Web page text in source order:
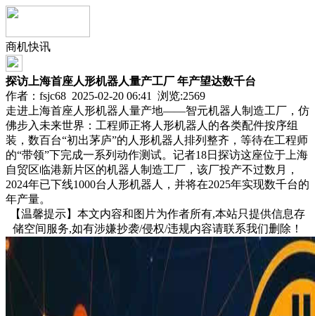
商机快讯
探访上海首座人形机器人量产工厂 年产望达数千台
作者：fsjc68 2025-02-20 06:41 浏览:2569
走进上海首座人形机器人量产地——智元机器人制造工厂，仿
佛步入未来世界：工程师正将人形机器人的各类配件按序组
装，数百台“初出茅庐”的人形机器人排列整齐，等待在工程师
的“带领”下完成一系列动作测试。记者18日探访这座位于上海
自贸区临港新片区的机器人制造工厂，该厂投产不过数月，
2024年已下线1000台人形机器人，并将在2025年实现数千台的
年产量。
【温馨提示】本文内容和图片为作者所有,本站只提供信息存
储空间服务,如有涉嫌抄袭/侵权/违规内容请联系我们删除！